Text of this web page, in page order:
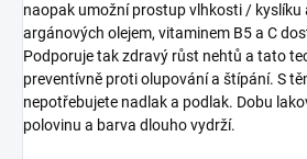
naopak umožní prostup vlhkosti / kyslíku
argánových olejem, vitaminem B5 a C
Podporuje tak zdravý růst nehtů a tato
preventívně proti olupování a štípání. S
nepotřebujete nadlak a podlak. Dobu
polovinu a barva dlouho vydrží.